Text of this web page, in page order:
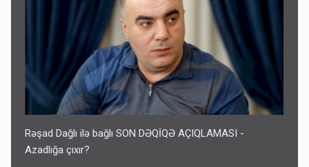
Rəşad Dağlı ilə bağlı SON DƏQİQƏ AÇIQLAMASI -
Azadlığa çıxır?